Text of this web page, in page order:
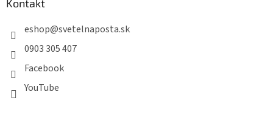
Kontakt
eshop@svetelnaposta.sk
0903 305 407
Facebook
YouTube